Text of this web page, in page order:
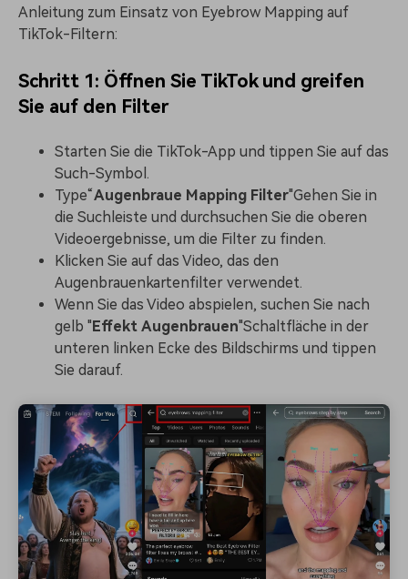
Anleitung zum Einsatz von Eyebrow Mapping auf
TikTok-Filtern:
Schritt 1: Öffnen Sie TikTok und greifen
Sie auf den Filter
Starten Sie die TikTok-App und tippen Sie auf das
Such-Symbol.
Type“Augenbraue Mapping Filter"Gehen Sie in
die Suchleiste und durchsuchen Sie die oberen
Videoergebnisse, um die Filter zu finden.
Klicken Sie auf das Video, das den
Augenbrauenkartenfilter verwendet.
Wenn Sie das Video abspielen, suchen Sie nach
gelb "Effekt Augenbrauen"Schaltfläche in der
unteren linken Ecke des Bildschirms und tippen
Sie darauf.